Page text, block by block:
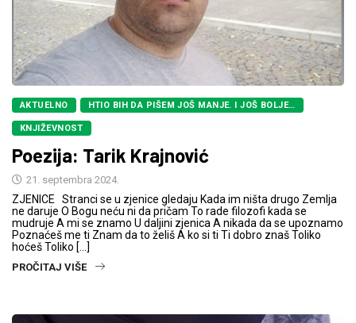
AKTUELNO HTIO BIH DA PIŠEM JOŠ MANJE. I JOŠ BOLJE…
KNJIŽEVNOST
Poezija: Tarik Krajnović
21. septembra 2024.
ZJENICE Stranci se u zjenice gledaju Kada im ništa drugo Zemlja
ne daruje O Bogu neću ni da pričam To rade filozofi kada se
mudruje A mi se znamo U daljini zjenica A nikada da se upoznamo
Poznaćeš me ti Znam da to želiš A ko si ti Ti dobro znaš Toliko
hoćeš Toliko […]
PROČITAJ VIŠE